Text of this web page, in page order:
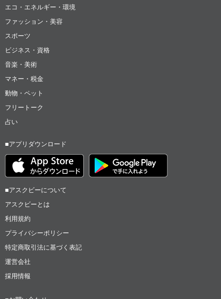
エコ・エネルギー・環境
ファッション・美容
スポーツ
ビジネス・資格
音楽・美術
マネー・税金
動物・ペット
フリートーク
占い
■アプリダウンロード
■アスクビーについて
アスクビーとは
利用規約
プライバシーポリシー
特定商取引法に基づく表記
運営会社
採用情報